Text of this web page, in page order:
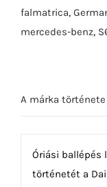
AMG
Coupe
falmatrica,
mercedes-benz,
A márka története
Óriási ballépés
történetét a